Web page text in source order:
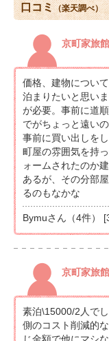
口コミ（楽天調べ）
京町家旅
価格、建物につい
泊まりたいと思い
が必要。事前に道
でがちょっと遠い
事前に買い出しを
町屋の雰囲気を持
ォームされたのか
あるが、その分部
るのもなかな
Bymuさん（4件）
京町家旅
素泊\15000/2人で
側のコスト削減的
じ金額で他にマシ